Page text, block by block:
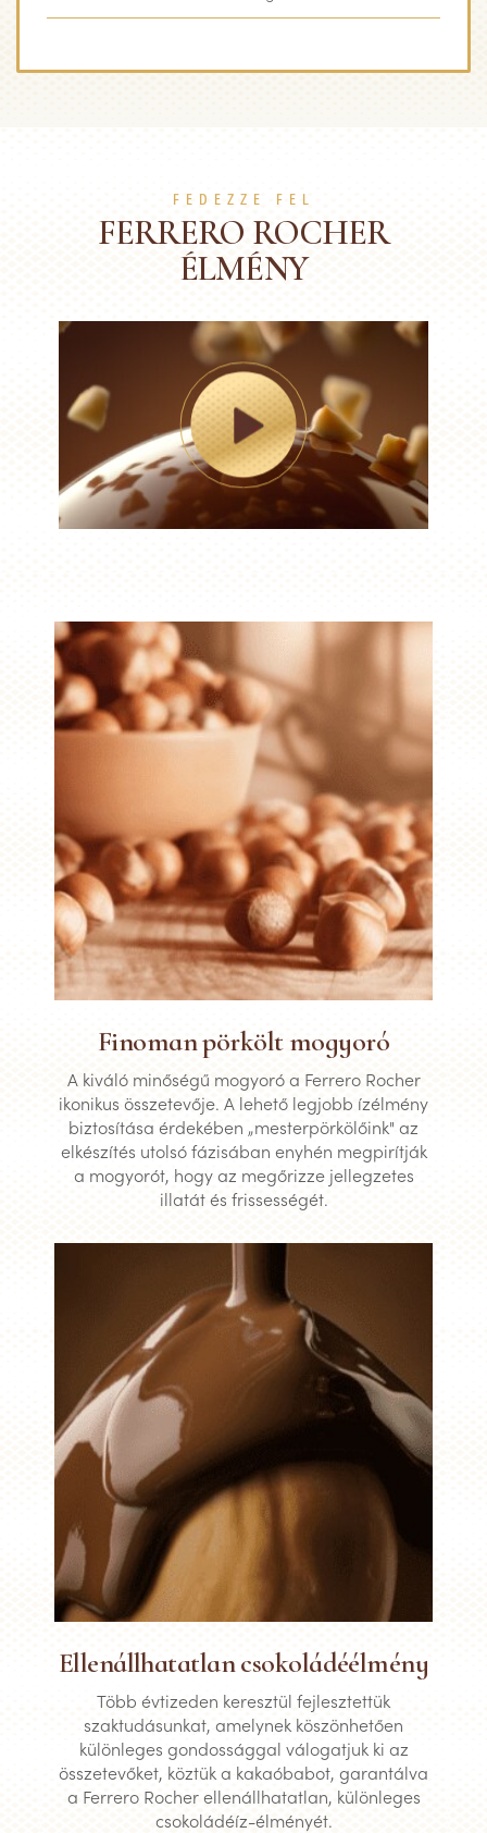
FEDEZZE FEL
FERRERO ROCHER
ÉLMÉNY
Finoman pörkölt mogyoró
A kiváló minőségű mogyoró a Ferrero Rocher
ikonikus összetevője. A lehető legjobb ízélmény
biztosítása érdekében „mesterpörkölőink" az
elkészítés utolsó fázisában enyhén megpirítják
a mogyorót, hogy az megőrizze jellegzetes
illatát és frissességét.
Ellenállhatatlan csokoládéélmény
Több évtizeden keresztül fejlesztettük
szaktudásunkat, amelynek köszönhetően
különleges gondossággal válogatjuk ki az
összetevőket, köztük a kakaóbabot, garantálva
a Ferrero Rocher ellenállhatatlan, különleges
csokoládéíz-élményét.